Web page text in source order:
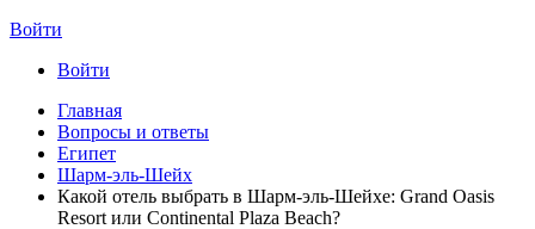
Войти
Войти
Главная
Вопросы и ответы
Египет
Шарм-эль-Шейх
Какой отель выбрать в Шарм-эль-Шейхе: Grand Oasis
Resort или Continental Plaza Beach?